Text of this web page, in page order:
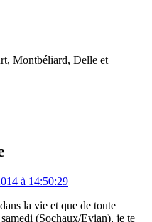
Montbéliard, Delle et
à 14:50:29
dans la vie et que de toute
(Sochaux/Evian), je te